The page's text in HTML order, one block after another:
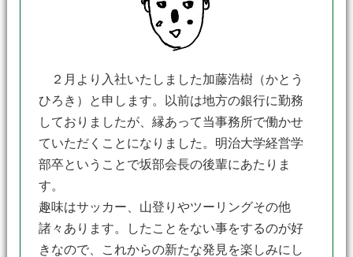
２月より入社いたしました加藤浩樹（かとう
ひろき）と申します。以前は地方の銀行に勤務
しておりましたが、縁あって当事務所で働かせ
ていただくことになりました。明治大学経営学
部卒ということで坂部会長の後輩にあたりま
す。
趣味はサッカー、山登りやツーリングその他
諸々あります。したことをない事をするのが好
きなので、これからの新たな発見を楽しみにし